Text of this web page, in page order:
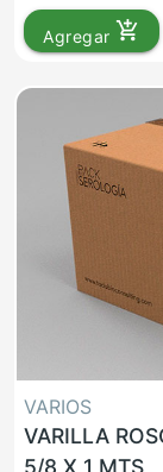
Agregar add_shopping_cart
VARIOS
VARILLA
5/8 X 1 MTS